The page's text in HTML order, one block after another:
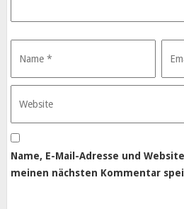
Name, E-Mail-Adresse und
meinen nächsten Kommentar